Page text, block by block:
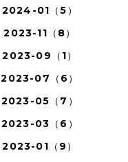
2024-01（5）
2023-11（8）
2023-09（1）
2023-07（6）
2023-05（7）
2023-03（6）
2023-01（9）